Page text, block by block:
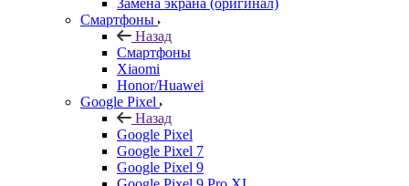
Замена экрана (оригинал)
Смартфоны
Назад
Смартфоны
Xiaomi
Honor/Huawei
Google Pixel
Назад
Google Pixel
Google Pixel 7
Google Pixel 9